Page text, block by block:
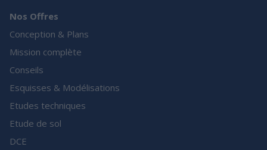
Nos Offres
Conception & Plans
Mission complète
Conseils
Esquisses & Modélisations
Etudes techniques
Etude de sol
DCE